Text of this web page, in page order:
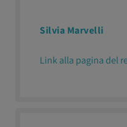
Silvia Marvelli
Link alla pagina del